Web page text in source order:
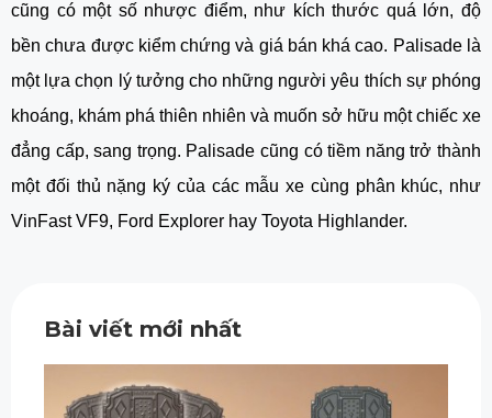
cũng có một số nhược điểm, như kích thước quá lớn, độ
bền chưa được kiểm chứng và giá bán khá cao. Palisade là
một lựa chọn lý tưởng cho những người yêu thích sự phóng
khoáng, khám phá thiên nhiên và muốn sở hữu một chiếc xe
đẳng cấp, sang trọng. Palisade cũng có tiềm năng trở thành
một đối thủ nặng ký của các mẫu xe cùng phân khúc, như
VinFast VF9, Ford Explorer hay Toyota Highlander.
Bài viết mới nhất